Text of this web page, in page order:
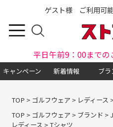
ゲスト様 ご利用可能
平日午前9：00まで
キャンペーン 新着情報 ブラ
TOP > ゴルフウェア > レディース
TOP > ゴルフウェア > ブランド >
レディース > Tシャツ